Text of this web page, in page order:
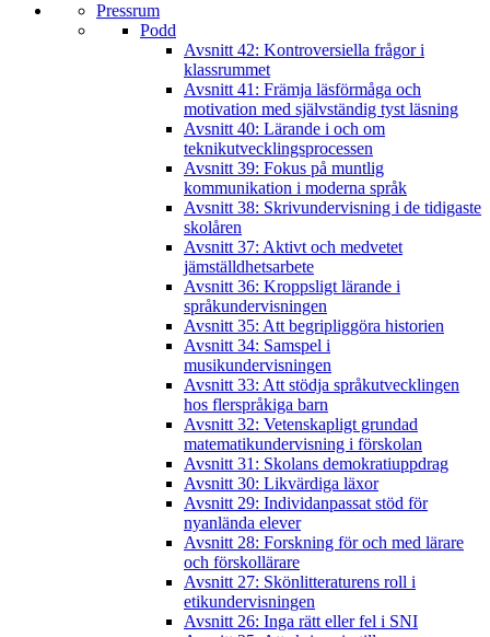
Pressrum
Podd
Avsnitt 42: Kontroversiella frågor i
klassrummet
Avsnitt 41: Främja läsförmåga och
motivation med självständig tyst läsning
Avsnitt 40: Lärande i och om
teknikutvecklingsprocessen
Avsnitt 39: Fokus på muntlig
kommunikation i moderna språk
Avsnitt 38: Skrivundervisning i de tidigaste
skolåren
Avsnitt 37: Aktivt och medvetet
jämställdhetsarbete
Avsnitt 36: Kroppsligt lärande i
språkundervisningen
Avsnitt 35: Att begripliggöra historien
Avsnitt 34: Samspel i
musikundervisningen
Avsnitt 33: Att stödja språkutvecklingen
hos flerspråkiga barn
Avsnitt 32: Vetenskapligt grundad
matematikundervisning i förskolan
Avsnitt 31: Skolans demokratiuppdrag
Avsnitt 30: Likvärdiga läxor
Avsnitt 29: Individanpassat stöd för
nyanlända elever
Avsnitt 28: Forskning för och med lärare
och förskollärare
Avsnitt 27: Skönlitteraturens roll i
etikundervisningen
Avsnitt 26: Inga rätt eller fel i SNI